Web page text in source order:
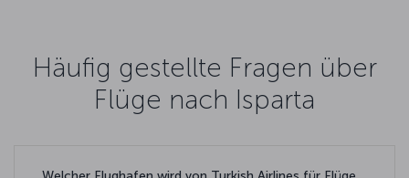
Häufig gestellte Fragen über
Flüge nach Isparta